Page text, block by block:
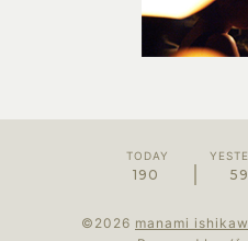
TODAY
190
©2026 manami